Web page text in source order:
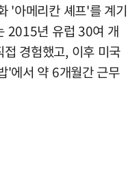
'아메리칸 셰프'를 계기
2015년 유럽 30여 개
경험했고, 이후 미국
'에서 약 6개월간 근무